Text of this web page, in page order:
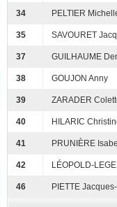
34 PELTIER
35 SAVOURET
37 GUILHAUME
38 GOUJON Anny
39 ZARADER
40 HILARIC
41 PRUNIÈRE
42 LÉOPOLD-
46 PIETTE